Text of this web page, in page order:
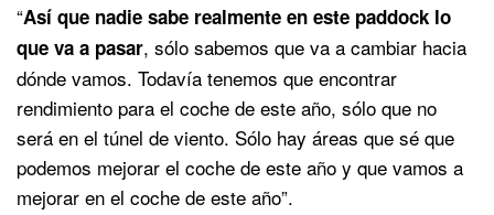
“Así que nadie sabe realmente en este paddock lo
que va a pasar, sólo sabemos que va a cambiar hacia
dónde vamos. Todavía tenemos que encontrar
rendimiento para el coche de este año, sólo que no
será en el túnel de viento. Sólo hay áreas que sé que
podemos mejorar el coche de este año y que vamos a
mejorar en el coche de este año”.